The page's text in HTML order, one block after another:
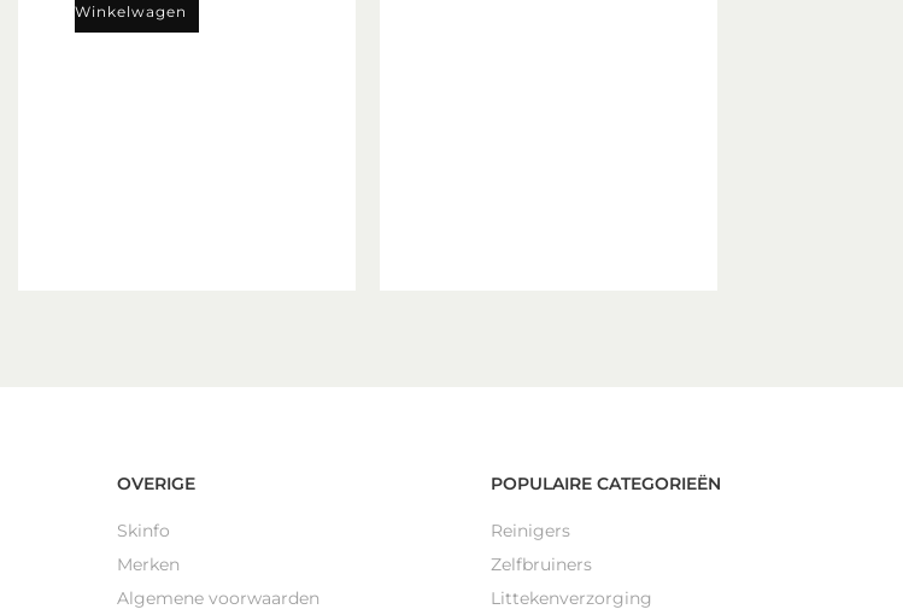
Winkelwagen
OVERIGE
Skinfo
Merken
Algemene voorwaarden
POPULAIRE CATEGORIEËN
Reinigers
Zelfbruiners
Littekenverzorging